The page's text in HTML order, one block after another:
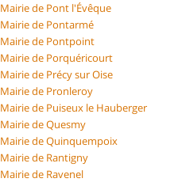
Mairie de Pont l'Évêque
Mairie de Pontarmé
Mairie de Pontpoint
Mairie de Porquéricourt
Mairie de Précy sur Oise
Mairie de Pronleroy
Mairie de Puiseux le Hauberger
Mairie de Quesmy
Mairie de Quinquempoix
Mairie de Rantigny
Mairie de Ravenel